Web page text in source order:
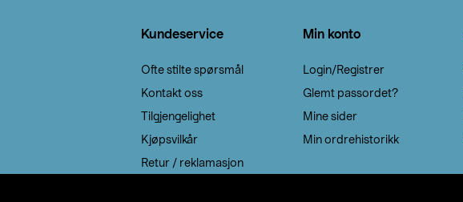
Kundeservice
Ofte stilte spørsmål
Kontakt oss
Tilgjengelighet
Kjøpsvilkår
Retur / reklamasjon
Min konto
Login/Registrer
Glemt passordet?
Mine sider
Min ordrehistorikk